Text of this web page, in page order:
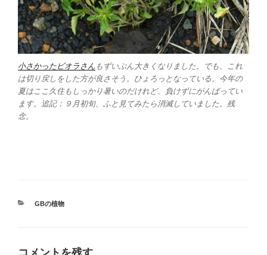
小さかったビオラさん もずいぶん大きくなりました。でも、これ
は切り戻しをした方が良さそう。ひょろっとなっている。今年の
夏はここ久住もしっかり暑いのだけれど、負けずにがんばってい
ます。追記：９月初旬、ふと見てみたら消滅していました。残
念。
カ
GBの植物